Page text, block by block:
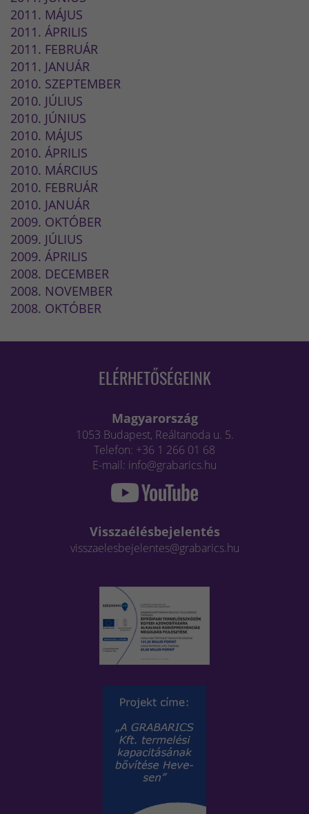
2011. MÁJUS
2011. ÁPRILIS
2011. FEBRUÁR
2011. JANUÁR
2010. SZEPTEMBER
2010. JÚLIUS
2010. JÚNIUS
2010. MÁJUS
2010. ÁPRILIS
2010. MÁRCIUS
2010. FEBRUÁR
2010. JANUÁR
2009. OKTÓBER
2009. JÚLIUS
2009. ÁPRILIS
2008. DECEMBER
2008. NOVEMBER
2008. OKTÓBER
ELÉRHETŐSÉGEINK
Magyarország
1053 Budapest, Reáltanoda u. 5.
Telefon: +36 1 266 01 68
E-mail: info@grabarics.hu
Visszaélésbejelentés
visszaelesbejelentes@grabarics.hu